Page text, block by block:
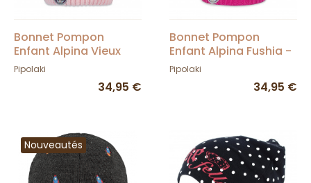
Bonnet Pompon
Enfant Alpina Vieux
Rose - Pipolaki
Pipolaki
34,95 €
Bonnet Pompon
Enfant Alpina Fushia -
Pipolaki
Pipolaki
34,95 €
Nouveautés